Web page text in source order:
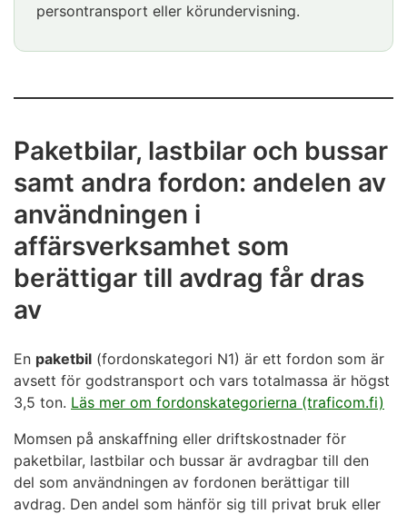
persontransport eller körundervisning.
Paketbilar, lastbilar och bussar
samt andra fordon: andelen av
användningen i
affärsverksamhet som
berättigar till avdrag får dras
av
En paketbil (fordonskategori N1) är ett fordon som är
avsett för godstransport och vars totalmassa är högst
3,5 ton. Läs mer om fordonskategorierna (traficom.fi)
Momsen på anskaffning eller driftskostnader för
paketbilar, lastbilar och bussar är avdragbar till den
del som användningen av fordonen berättigar till
avdrag. Den andel som hänför sig till privat bruk eller